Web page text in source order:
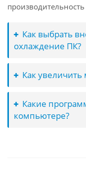
Как выбрать
охлаждение ПК?
Как
Какие
компьютере?